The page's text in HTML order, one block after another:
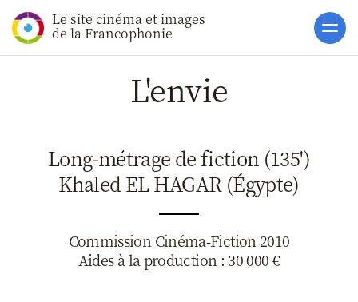
Le site cinéma et images
de la Francophonie Accueil
Actualités
Soutiens
Catalogue
Clap ACP
Boites à
Accès pro
L'envie
Long-métrage de fiction (135')
Khaled EL HAGAR (Égypte)
Commission Cinéma-Fiction 2010
Aides à la production : 30 000 €